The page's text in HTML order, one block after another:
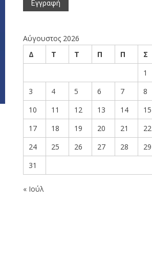
Αύγουστος 2026
Δ
Τ Τ Π Π Σ
1
3
4 5 6 7 8
10
11 12 13 14 15
17
18 19 20 21 22
24
25 26 27 28 29
31
« Ιούλ